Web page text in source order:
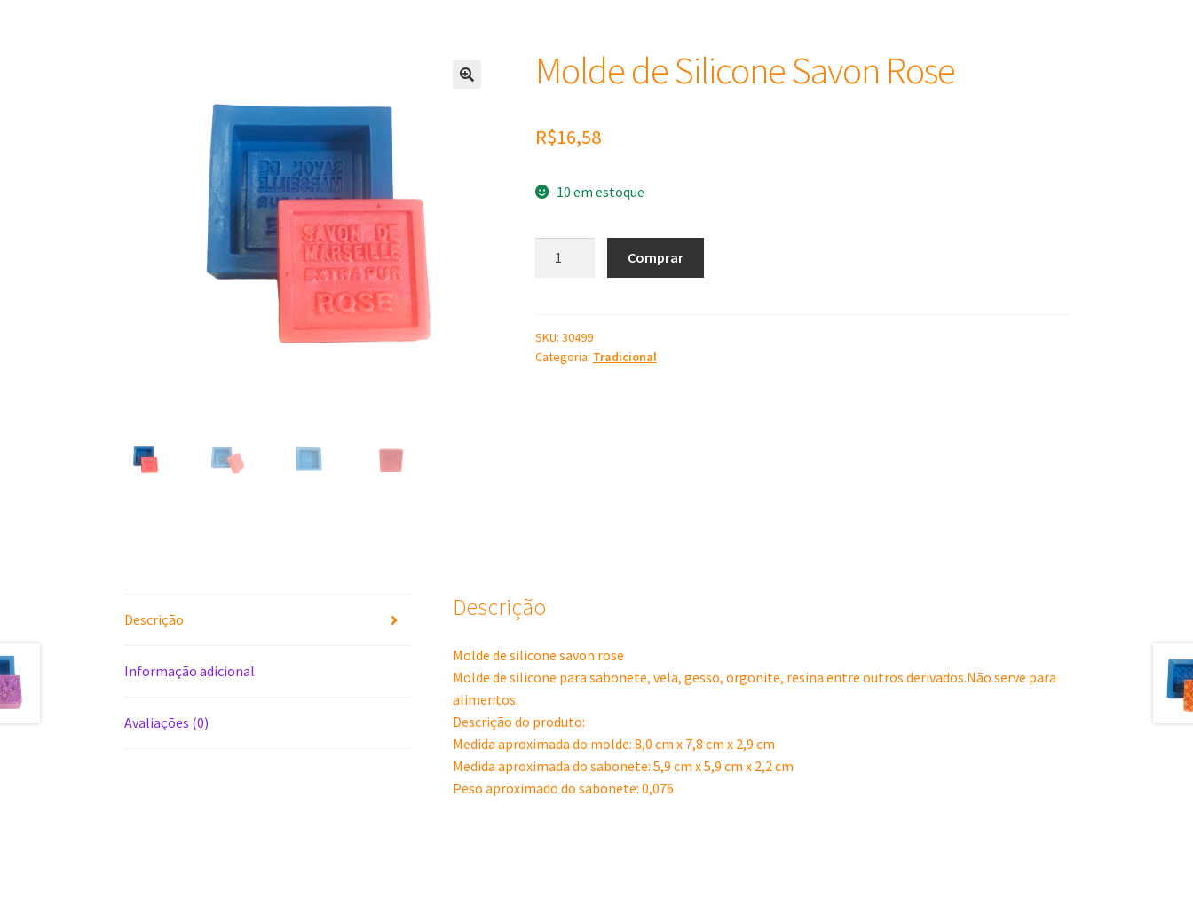
Molde de Silicone Savon Rose
R$16,58
10 em estoque
Rose
quantidade
Comprar
SKU: 30499
Categoria: Tradicional
Descrição
Informação adicional
Avaliações (0)
Descrição
Molde de silicone savon rose
Molde de silicone para sabonete, vela, gesso, orgonite, resina entre outros derivados.Não serve para
alimentos.
Descrição do produto:
Medida aproximada do molde: 8,0 cm x 7,8 cm x 2,9 cm
Medida aproximada do sabonete: 5,9 cm x 5,9 cm x 2,2 cm
Peso aproximado do sabonete: 0,076